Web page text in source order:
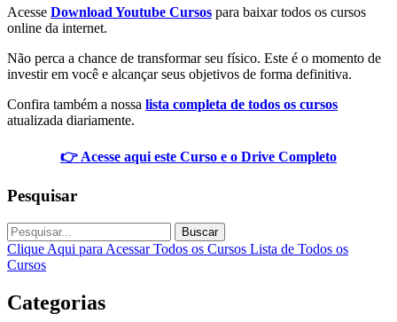
Acesse Download Youtube Cursos para baixar todos os cursos
online da internet.
Não perca a chance de transformar seu físico. Este é o momento de
investir em você e alcançar seus objetivos de forma definitiva.
Confira também a nossa lista completa de todos os cursos
atualizada diariamente.
👉 Acesse aqui este Curso e o Drive Completo
Pesquisar
Buscar
Clique Aqui para Acessar Todos os Cursos Lista de Todos os
Cursos
Categorias